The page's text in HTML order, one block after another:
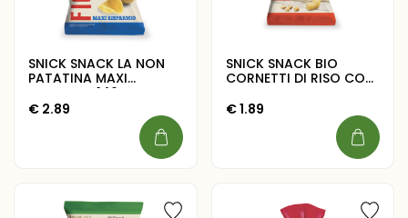
SNICK SNACK LA NON
PATATINA MAXI
FORMATO 140G
€ 2.89
SNICK SNACK BIO
CORNETTI DI RISO CON
CECI 45G
€1.89